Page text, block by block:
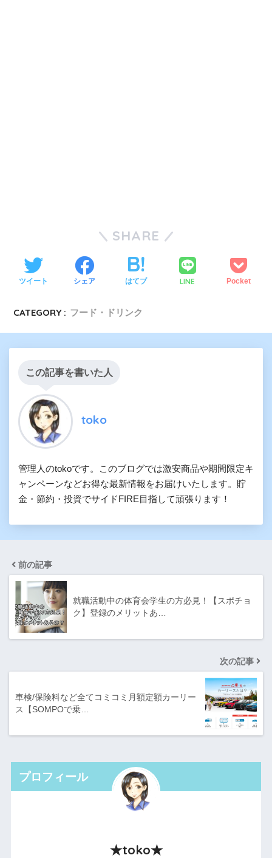
SHARE
ツイート シェア はてブ LINE Pocket
CATEGORY : フード・ドリンク
この記事を書いた人
toko
管理人のtokoです。このブログでは激安商品や期間限定キ
ャンペーンなどお得な最新情報をお届けいたします。貯
金・節約・投資でサイドFIRE目指して頑張ります！
前の記事
就職活動中の体育会学生の方必見！【スポチョ
ク】登録のメリットあ…
次の記事
車検/保険料など全てコミコミ月額定額カーリー
ス【SOMPOで乗…
プロフィール
★toko★